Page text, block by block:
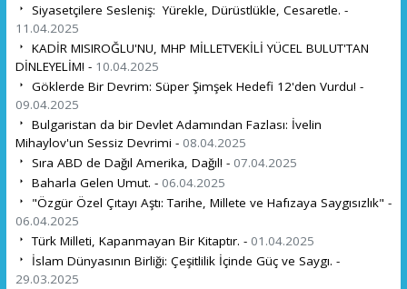
Siyasetçilere Sesleniş: Yürekle, Dürüstlükle, Cesaretle. -
11.04.2025
KADİR MISIROĞLU'NU, MHP MİLLETVEKİLİ YÜCEL BULUT'TAN
DİNLEYELİM! - 10.04.2025
Göklerde Bir Devrim: Süper Şimşek Hedefi 12'den Vurdu! -
09.04.2025
Bulgaristan da bir Devlet Adamından Fazlası: İvelin
Mihaylov'un Sessiz Devrimi - 08.04.2025
Sıra ABD de Dağıl Amerika, Dağıl! - 07.04.2025
Baharla Gelen Umut. - 06.04.2025
"Özgür Özel Çıtayı Aştı: Tarihe, Millete ve Hafızaya Saygısızlık" -
06.04.2025
Türk Milleti, Kapanmayan Bir Kitaptır. - 01.04.2025
İslam Dünyasının Birliği: Çeşitlilik İçinde Güç ve Saygı. -
29.03.2025